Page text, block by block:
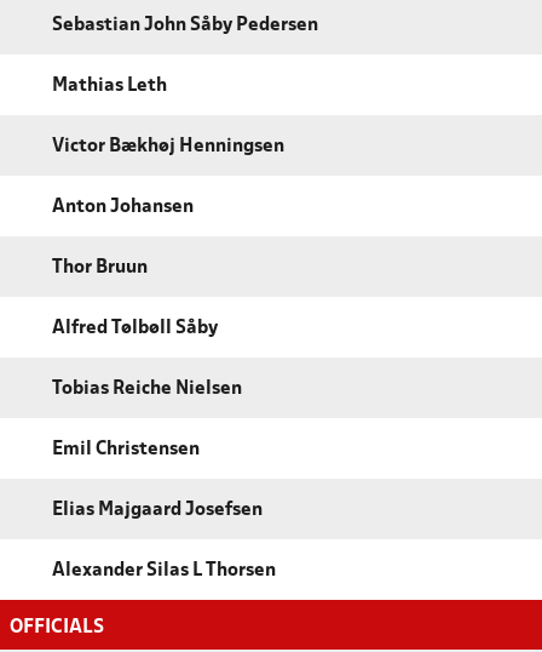
Sebastian John Såby Pedersen
Mathias Leth
Victor Bækhøj Henningsen
Anton Johansen
Thor Bruun
Alfred Tølbøll Såby
Tobias Reiche Nielsen
Emil Christensen
Elias Majgaard Josefsen
Alexander Silas L Thorsen
OFFICIALS